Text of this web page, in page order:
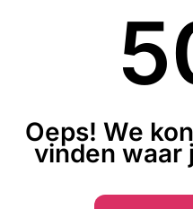
Oeps! We
vinden waar